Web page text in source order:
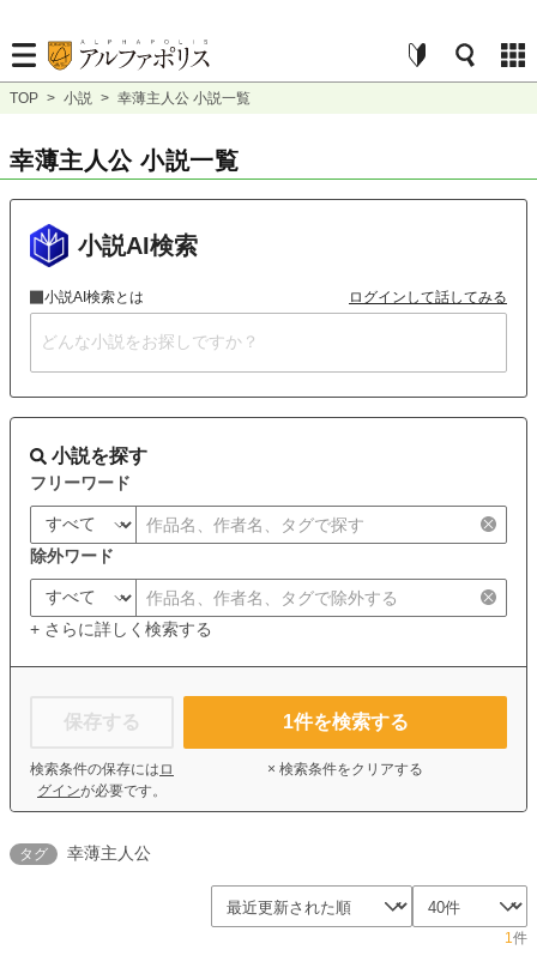
TOP > 小説 > 幸薄主人公 小説一覧
幸薄主人公 小説一覧
小説AI検索
小説AI検索とは ログインして話してみる
小説を探す
フリーワード
除外ワード
+ さらに詳しく検索する
保存する
検索条件の保存には ロ
グインが必要です。
1件を検索する
× 検索条件をクリアする
タグ 幸薄主人公
1件